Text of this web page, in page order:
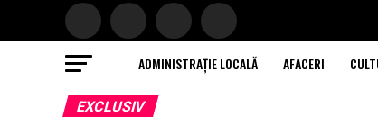
ADMINISTRAȚIE LOCALĂ AFACERI
EXCLUSIV